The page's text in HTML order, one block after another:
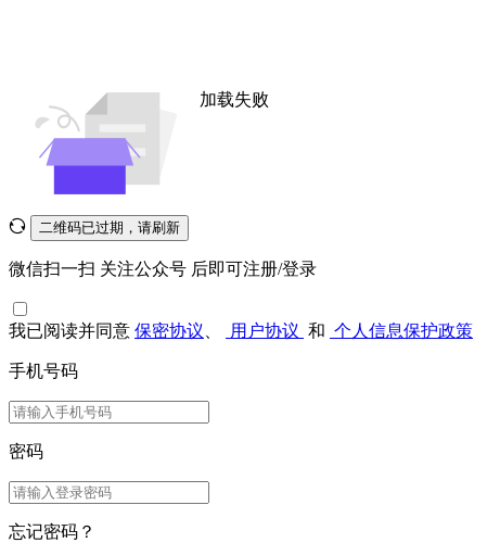
加载失败
二维码已过期，请刷新
微信扫一扫 关注公众号 后即可注册/登录
我已阅读并同意 保密协议 用户协议 和 个人信息保护政策
手机号码
密码
忘记密码？